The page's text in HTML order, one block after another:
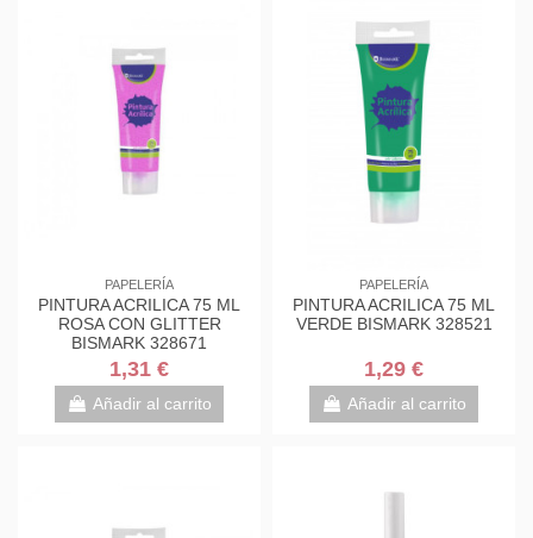
PAPELERÍA
PINTURA ACRILICA 75 ML
ROSA CON GLITTER
BISMARK 328671
1,31 €
Añadir al carrito
PAPELERÍA
PINTURA ACRILICA 75 ML
VERDE BISMARK 328521
1,29 €
Añadir al carrito